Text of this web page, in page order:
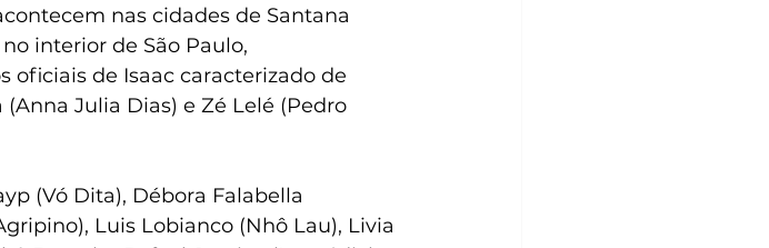
nas cidades de Santana
interior de São Paulo,
oficiais de Isaac caracterizado de
Julia Dias) e Zé Lelé (Pedro
(Vó Dita), Débora Falabella
Luis Lobianco (Nhô Lau), Livia